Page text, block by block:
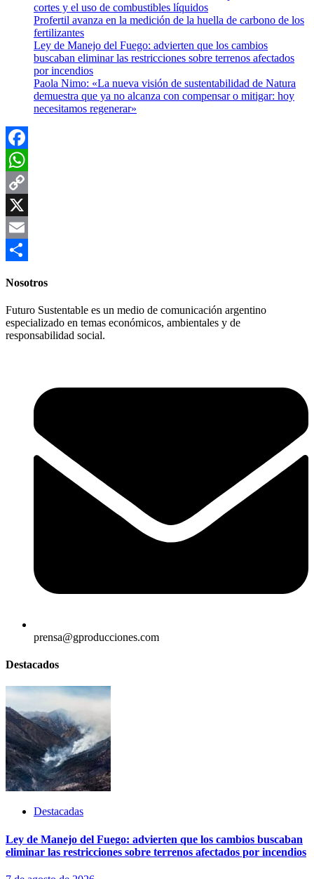
cortes y el uso de combustibles líquidos
Profertil avanza en la medición de la huella de carbono de los
fertilizantes
Ley de Manejo del Fuego: advierten que los cambios
buscaban eliminar las restricciones sobre terrenos afectados
por incendios
Paola Nimo: «La nueva visión de sustentabilidad de Natura
demuestra que ya no alcanza con compensar o mitigar: hoy
necesitamos regenerar»
Facebook
WhatsApp
Copy
Link
X
Email
Nosotros
Futuro Sustentable es un medio de comunicación argentino
especializado en temas económicos, ambientales y de
responsabilidad social.
prensa@gproducciones.com
Destacados
Destacadas
Ley de Manejo del Fuego: advierten que los cambios buscaban
eliminar las restricciones sobre terrenos afectados por incendios